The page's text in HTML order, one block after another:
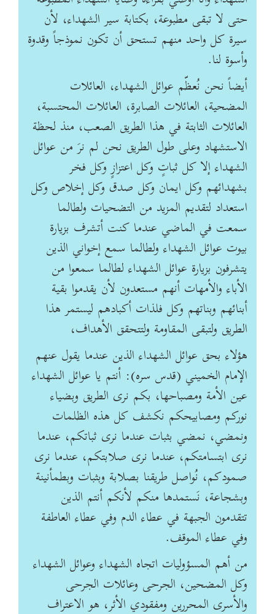
حتى لا تبقى مطبوعة، ‏بكتابة سير الشهداء، لأن
سيرة كل واحد منهم تستحق أن تكون نموذجاً وقدوة
وأسوة لنا.
أيضاً نحن نُعظّم عوائل الشهداء، العائلات
المضحية، العائلات الصابرة، العائلات المحتسبة،
العائلات ‏الثابتة في هذا الطريق الصعب، منذ لحظة
الاستشهاد وعلى طول الطريق نحن لم نرَ من عوائل
الشهداء ‏إلا كل ثباتٍ وكل اعتزازٍ وكل فخر
بشهدائهم وكل ايمان وكل صدق وكل إخلاص وكل
استعداد لتقديم ‏المزيد من التضحيات ولطالما
سمعت في الماضي عندما كنت أتشرف بزيارة
بيوت عوائل الشهداء ‏ولطالما سمع إخواني الذين
يتشرفون بزيارة عوائل الشهداء لطالما سمعوا من
الأباء والأمهات أنهم ‏مستعدون لأن يقدموا بقية
أبنائهم وبناتهم وكل فلذات أكبادهم ليستمر هذا
الطريق ولتبقى المقاومة ولتتحقق ‏الأهداف،
هؤلاء بحق عوائل الشهداء الذين عندما يقول عنهم
الإمام الخميني (قدس سره): أنتم يا عوائل ‏الشهداء
عين الأمة ومصباحها، بكم نرى الطريق وبضياء
نوركم ومصابيحكم نكشف كل هذه الظلمات
‏ونمضي، نمضي بثبات عندما نرى ثباتكم، عندما
نرى ابتسامتكم، عندما نرى صلابتكم، عندما نرى
‏صمودكم، نُواصل طريقنا بصلابة وبثبات وبطمأنينة
وبشجاعة، نَستمدها منكم لأنكم أنتم الذين
تتقدمون ‏الجبهة في عطاء الدم وفي عطاء العاطفة
وفي عطاء الموقف. ‏
من أهم المسؤوليات اتجاه الشهداء وعوائل الشهداء
وكل المضحين، الجرحى وعائلات الجرحى
والأسرى ‏المحررين ومفقودي الأثر، هو الاعتراف